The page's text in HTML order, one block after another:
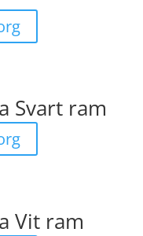
Svart ram
Vit ram